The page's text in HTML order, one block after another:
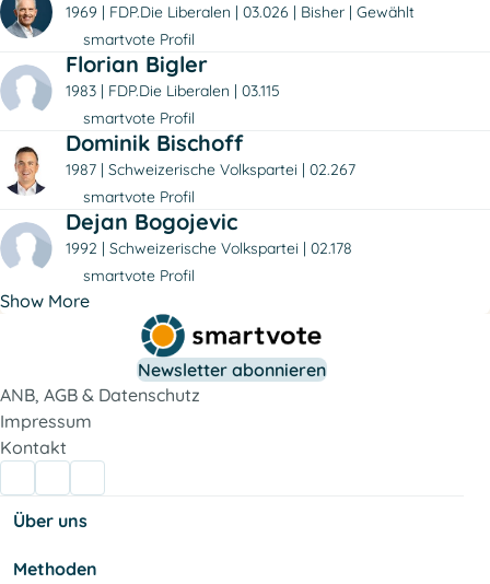
1969 FDP.Die Liberalen 03.026 Bisher
Gewählt
smartvote Profil
Florian Bigler
1983 FDP.Die Liberalen
03.115
smartvote Profil
Dominik Bischoff
1987 Schweizerische Volkspartei
02.267
smartvote Profil
Dejan Bogojevic
1992 Schweizerische Volkspartei
02.178
smartvote Profil
Show More
Newsletter abonnieren
ANB, AGB & Datenschutz
Impressum
Kontakt
Über uns
Methoden